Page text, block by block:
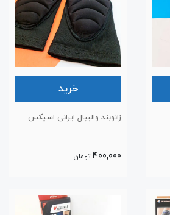
خرید
زانوبند والیبال ایرانی اسیکس
400,000 تومان